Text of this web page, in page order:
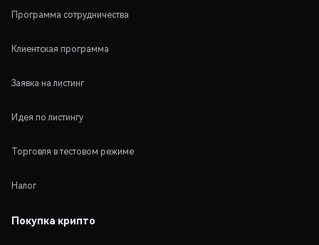
Программа сотрудничества
Клиентская программа
Заявка на листинг
Идея по листингу
Торговля в тестовом режиме
Налог
Покупка крипто